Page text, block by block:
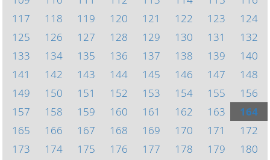
117
118 119 120 121 122 123
124
125
126 127 128 129 130 131
132
133
134 135 136 137 138 139
140
141
142 143 144 145 146 147
148
149
150 151 152 153 154 155
156
157
158 159 160 161 162 163
164
165
166 167 168 169 170 171
172
173
174 175 176 177 178 179
180